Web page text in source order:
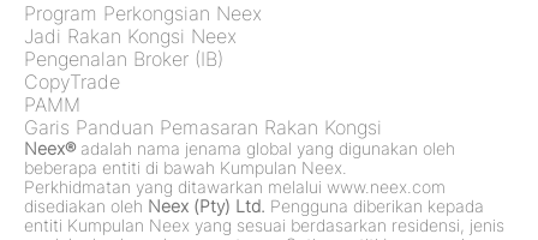
Program Perkongsian Neex
Jadi Rakan Kongsi Neex
Pengenalan Broker (IB)
CopyTrade
PAMM
Garis Panduan Pemasaran Rakan Kongsi
Neex®adalah nama jenama global yang digunakan oleh
beberapa entiti di bawah Kumpulan Neex.
Perkhidmatan yang ditawarkan melalui www.neex.com
disediakan oleh Neex (Pty) Ltd. Pengguna diberikan kepada
entiti Kumpulan Neex yang sesuai berdasarkan residensi, jenis